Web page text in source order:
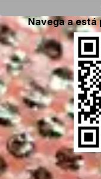
Navega a está